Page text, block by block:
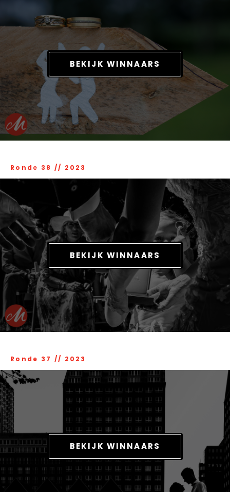
BEKIJK WINNAARS
Ronde 38 // 2023
BEKIJK WINNAARS
Ronde 37 // 2023
BEKIJK WINNAARS